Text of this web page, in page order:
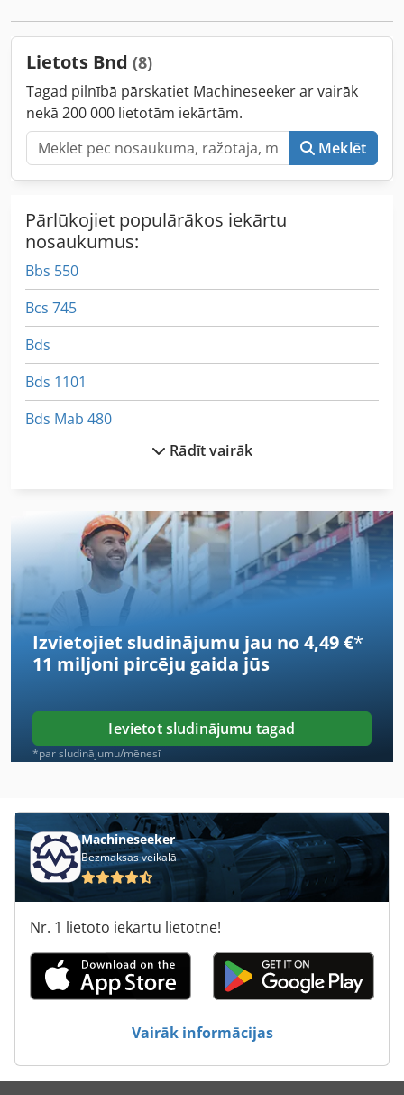
Lietots Bnd (8)
Tagad pilnībā pārskatiet Machineseeker ar vairāk
nekā 200 000 lietotām iekārtām.
Meklēt
Pārlūkojiet populārākos iekārtu
nosaukumus:
Bbs 550
Bcs 745
Bds
Bds 1101
Bds Mab 480
Bhx 055
Bmc
Bmo Automatizācija
Bmt
Bmw
Bts 200
Budget Bds 1101
Bvm
Bīdāmās
Cbn
Ng 200
Rādīt vairāk
Izvietojiet sludinājumu jau no 4,49 €*
11 miljoni pircēju gaida jūs
Ievietot sludinājumu tagad
*par sludinājumu/mēnesī
Machineseeker
Bezmaksas veikalā
Nr. 1 lietoto iekārtu lietotne!
Vairāk informācijas